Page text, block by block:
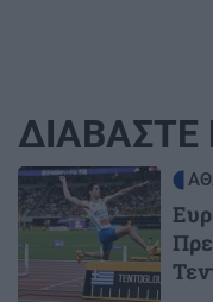
ΔΙΑΒΑΣΤΕ
Image